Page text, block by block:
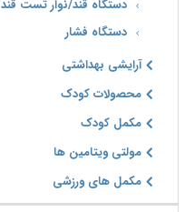
دستگاه قند/نوار تست قند
دستگاه فشار
آرایشی بهداشتی
محصولات کودک
مکمل کودک
مولتی ویتامین ها
مکمل های ورزشی